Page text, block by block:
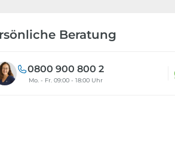
Beratung
0800 900 800 2
Mo. - Fr. 09:00 - 18:00 Uhr